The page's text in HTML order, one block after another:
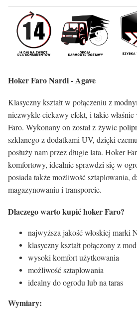
Hoker Faro Nardi - Agave
Klasyczny kształt w połączeniu z
niezwykle ciekawy efekt, i takie
Faro. Wykonany on został z żywic
szklanego z dodatkami UV, dzięki
posłuży nam przez długie lata. Hoker
komfortowy, idealnie sprawdzi się w
posiada także możliwość sztaplowania,
magazynowaniu i transporcie.
Dlaczego warto kupić hoker Faro?
najwyższa jakość włoskiej marki
klasyczny kształt połączony z
wysoki komfort użytkowania
możliwość sztaplowania
idealny do ogrodu lub na taras
Wymiary: